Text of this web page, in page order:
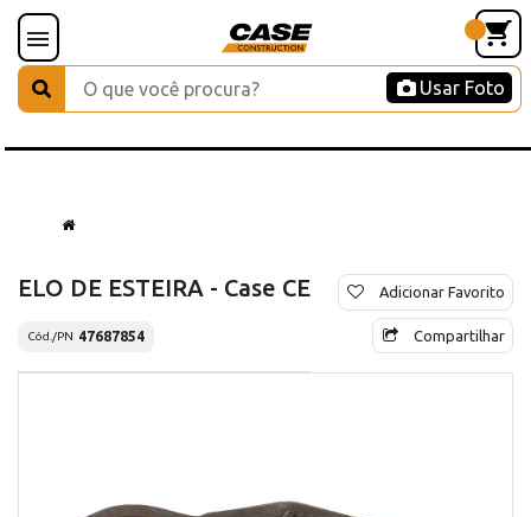
Usar Foto
ELO DE ESTEIRA - Case CE
Cód./PN 47687854
Adicionar Favorito
Compartilhar